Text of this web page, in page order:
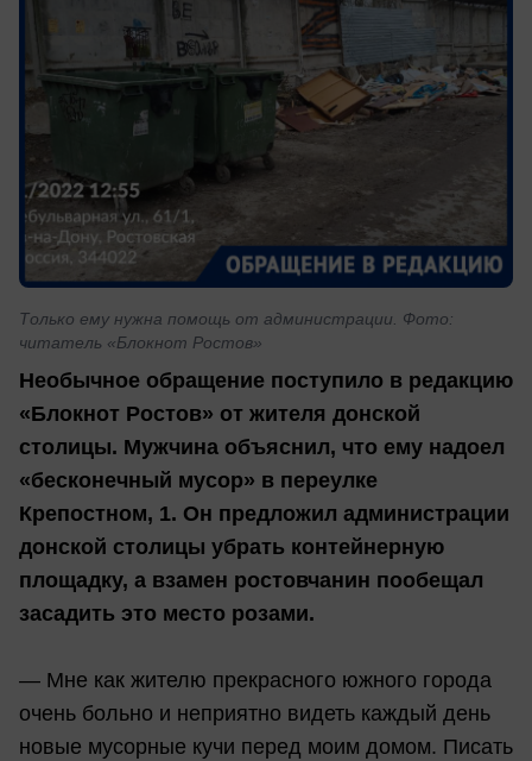
Только ему нужна помощь от администрации. Фото:
читатель «Блокнот Ростов»
Необычное обращение поступило в редакцию
«Блокнот Ростов» от жителя донской
столицы. Мужчина объяснил, что ему надоел
«бесконечный мусор» в переулке
Крепостном, 1. Он предложил администрации
донской столицы убрать контейнерную
площадку, а взамен ростовчанин пообещал
засадить это место розами.
— Мне как жителю прекрасного южного города
очень больно и неприятно видеть каждый день
новые мусорные кучи перед моим домом. Писать